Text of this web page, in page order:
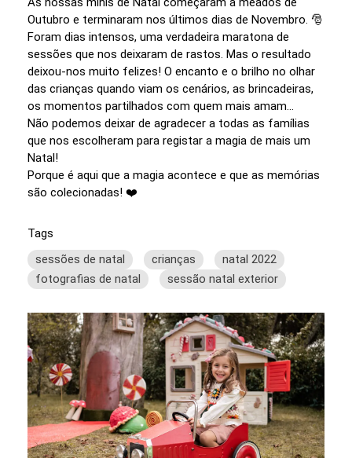
Outubro e terminaram nos últimos dias de Novembro. 🎅
Foram dias intensos, uma verdadeira maratona de
sessões que nos deixaram de rastos. Mas o resultado
deixou-nos muito felizes! O encanto e o brilho no olhar
das crianças quando viam os cenários, as brincadeiras,
os momentos partilhados com quem mais amam...
Não podemos deixar de agradecer a todas as famílias
que nos escolheram para registar a magia de mais um
Natal!
Porque é aqui que a magia acontece e que as memórias
são colecionadas! ❤️
Tags
sessões de natal
crianças
natal 2022
fotografias de natal
sessão natal exterior